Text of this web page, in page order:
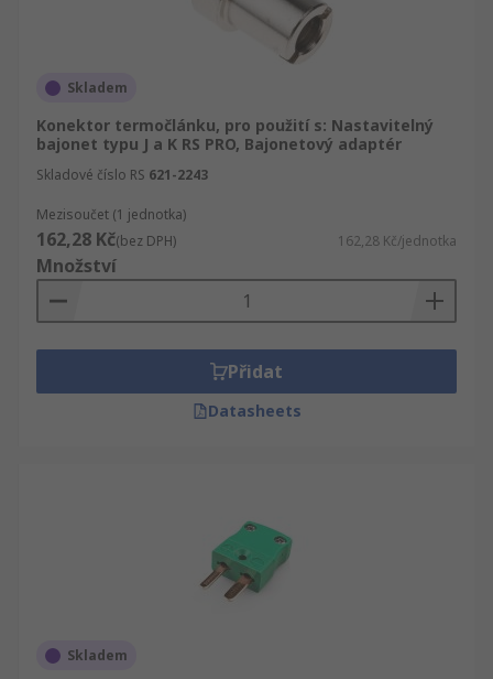
Skladem
Konektor termočlánku, pro použití s: Nastavitelný
bajonet typu J a K RS PRO, Bajonetový adaptér
Skladové číslo RS 621-2243
Mezisoučet (1 jednotka)
162,28 Kč(bez DPH) 162,28 Kč/jednotka
Množství
Přidat
Datasheets
Skladem